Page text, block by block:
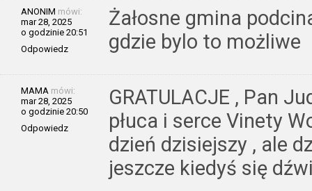
ANONIM mówi:
mar 28, 2025
o godzinie 20:51
Odpowiedz
Żałosne gmina
gdzie bylo to możliwe
MAMA mówi:
mar 28, 2025
o godzinie 20:50
Odpowiedz
GRATULACJE , Pan
płuca i serce Vinety
dzień dzisiejszy , ale
jeszcze kiedyś się